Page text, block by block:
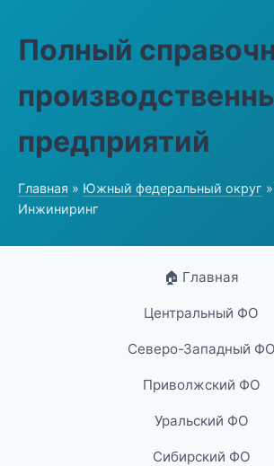
Полный
предприятий
Главная » Южный федеральный округ
Инжиниринг
🏠 Главная
Центральный ФО
Северо-Западный ФО
Приволжский ФО
Уральский ФО
Сибирский ФО